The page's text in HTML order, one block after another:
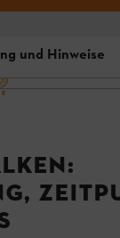
und Hinweise
kalken sollten
Boden